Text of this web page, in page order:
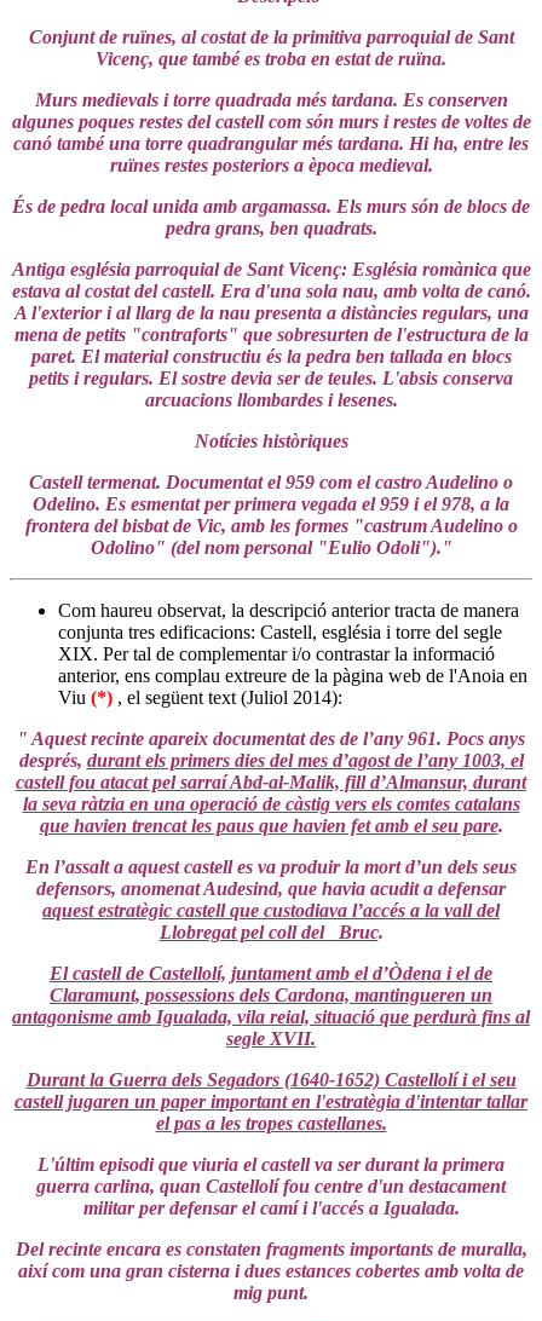
Conjunt de ruïnes, al costat de la primitiva parroquial de Sant
Vicenç, que també es troba en estat de ruïna.
Murs medievals i torre quadrada més tardana. Es conserven
algunes poques restes del castell com són murs i restes de voltes de
canó també una torre quadrangular més tardana. Hi ha, entre les
ruïnes restes posteriors a època medieval.
És de pedra local unida amb argamassa. Els murs són de blocs de
pedra grans, ben quadrats.
Antiga església parroquial de Sant Vicenç: Església romànica que
estava al costat del castell. Era d'una sola nau, amb volta de canó.
A l'exterior i al llarg de la nau presenta a distàncies regulars, una
mena de petits "contraforts" que sobresurten de l'estructura de la
paret. El material constructiu és la pedra ben tallada en blocs
petits i regulars. El sostre devia ser de teules. L'absis conserva
arcuacions llombardes i lesenes.
Notícies històriques
Castell termenat. Documentat el 959 com el castro Audelino o
Odelino. Es esmentat per primera vegada el 959 i el 978, a la
frontera del bisbat de Vic, amb les formes "castrum Audelino o
Odolino" (del nom personal "Eulio Odoli")."
Com haureu observat, la descripció anterior tracta de manera
conjunta tres edificacions: Castell, església i torre del segle
XIX. Per tal de complementar i/o contrastar la informació
anterior, ens complau extreure de la pàgina web de l'Anoia en
Viu (*) , el següent text (Juliol 2014):
" Aquest recinte apareix documentat des de l’any 961. Pocs anys
després, durant els primers dies del mes d’agost de l’any 1003, el
castell fou atacat pel sarraí Abd-al-Malik, fill d’Almansur, durant
la seva ràtzia en una operació de càstig vers els comtes catalans
que havien trencat les paus que havien fet amb el seu pare.
En l’assalt a aquest castell es va produir la mort d’un dels seus
defensors, anomenat Audesind, que havia acudit a defensar
aquest estratègic castell que custodiava l’accés a la vall del
Llobregat pel coll del Bruc.
El castell de Castellolí, juntament amb el d’Òdena i el de
Claramunt, possessions dels Cardona, mantingueren un
antagonisme amb Igualada, vila reial, situació que perdurà fins al
segle XVII.
Durant la Guerra dels Segadors (1640-1652) Castellolí i el seu
castell jugaren un paper important en l'estratègia d'intentar tallar
el pas a les tropes castellanes.
L'últim episodi que viuria el castell va ser durant la primera
guerra carlina, quan Castellolí fou centre d'un destacament
militar per defensar el camí i l'accés a Igualada.
Del recinte encara es constaten fragments importants de muralla,
així com una gran cisterna i dues estances cobertes amb volta de
mig punt.